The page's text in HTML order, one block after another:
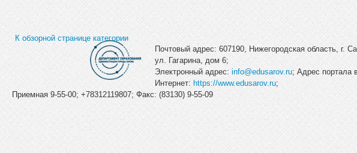
К обзорной странице категории
Почтовый адрес: 607190, Нижегородская область, г.
ул. Гагарина, дом 6;
Электронный адрес:info@edusarov.ru; Адрес портала
Интернет:https://www.edusarov.ru;
Приемная 9-55-00; +78312119807; Факс: (83130) 9-55-09